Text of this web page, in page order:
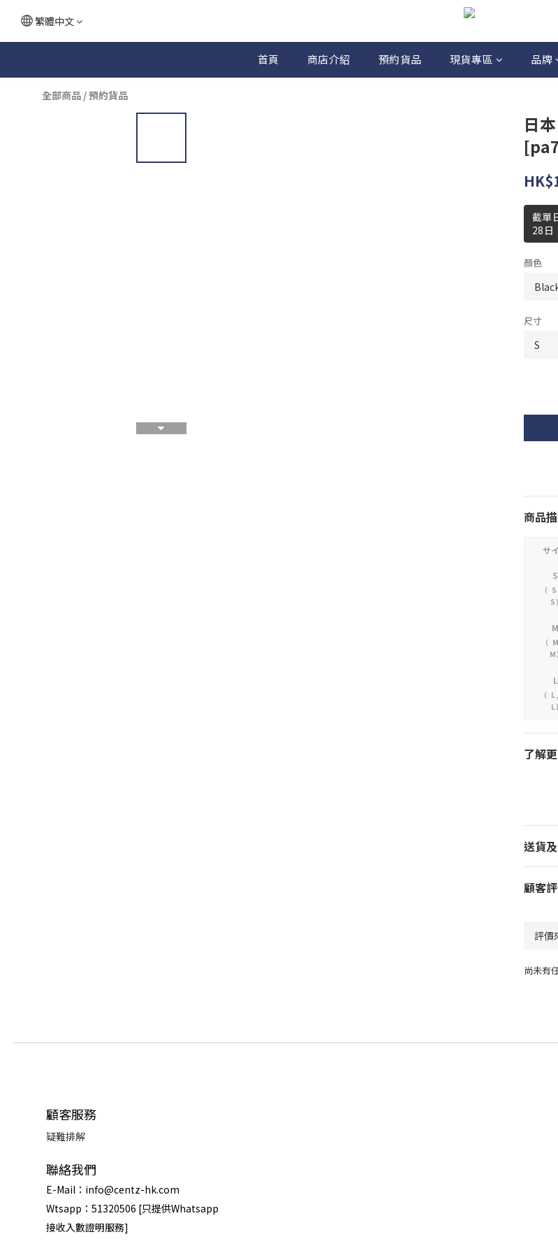
繁體中文
首頁 商店介紹 預約貨品 現貨專區 品牌
全部商品 /預約貨品
日
截單
28日
顏色
尺寸
商品
サ
S
（ S
S ）
M
（ M
M
L
（ L,
L）
了解
送貨
顧客
尚未有
顧客服務
疑難排解
聯絡我們
E-Mail：info@centz-hk.com
Wtsapp：51320506 [只提供Whatsapp
接收入數證明服務]